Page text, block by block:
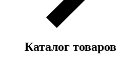
Каталог товаров